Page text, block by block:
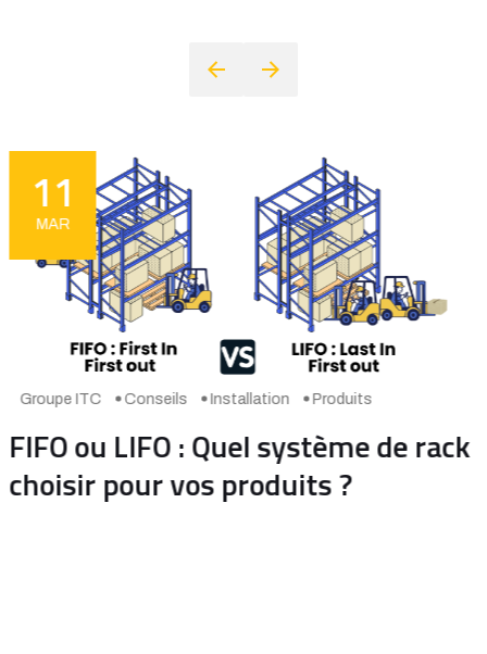
09
FEB
Groupe ITC Conseils Installation Produits
L'Art Invisible : Pourquoi
l'Ingénierie de Pointe Redéfinit le